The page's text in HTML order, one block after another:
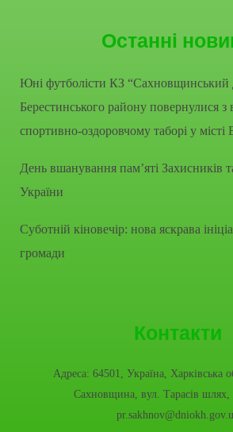
Останні
Юні футболісти КЗ
Берестинського району повернулися з
спортивно-оздоровчому таборі у місті
День вшанування пам’яті Захисників
України
Суботній кіновечір: нова яскрава
громади
Контакти
Адреса: 64501, Україна, Харківська
Сахновщина, вул. Тарасів